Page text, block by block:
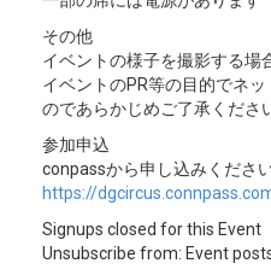
その他
イベントの様子を撮影する場
イベントのPR等の目的でネ
のであらかじめご了承くださ
参加申込
conpassから申し込みください
https://
Signups closed for this Event
Unsubscribe from: Event